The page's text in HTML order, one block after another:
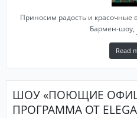
Приносим радость и красочные
Бармен-шоу,
Read
ШОУ «ПОЮЩИЕ
ПРОГРАММА ОТ